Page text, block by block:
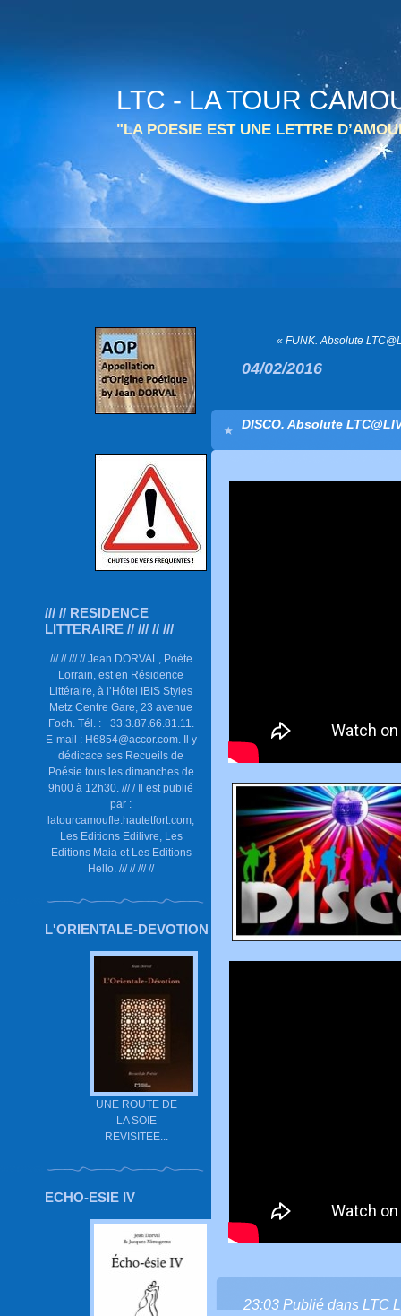
LTC - LA TOUR
"LA POESIE EST UNE LETTRE
/// // RESIDENCE
LITTERAIRE // /// // ///
/// // /// // Jean DORVAL, Poète
Lorrain, est en Résidence
Littéraire, à l’Hôtel IBIS Styles
Metz Centre Gare, 23 avenue
Foch. Tél. : +33.3.87.66.81.11.
E-mail : H6854@accor.com. Il y
dédicace ses Recueils de
Poésie tous les dimanches de
9h00 à 12h30. /// / Il est publié
par :
latourcamoufle.hautetfort.com,
Les Editions Edilivre, Les
Editions Maia et Les Editions
Hello. /// // /// //
L'ORIENTALE-DEVOTION
UNE ROUTE DE
LA SOIE
REVISITEE...
ECHO-ESIE IV
« FUNK. Absolute
04/02/2016
DISCO. Absolute
23:03 Publié dans LTC